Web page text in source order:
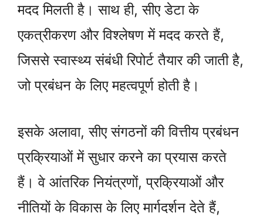
मदद मिलती है। साथ ही, सीए डेटा के
एकत्रीकरण और विश्लेषण में मदद करते हैं,
जिससे स्वास्थ्य संबंधी रिपोर्ट तैयार की जाती है,
जो प्रबंधन के लिए महत्वपूर्ण होती है।
इसके अलावा, सीए संगठनों की वित्तीय प्रबंधन
प्रक्रियाओं में सुधार करने का प्रयास करते
हैं। वे आंतरिक नियंत्रणों, प्रक्रियाओं और
नीतियों के विकास के लिए मार्गदर्शन देते हैं,